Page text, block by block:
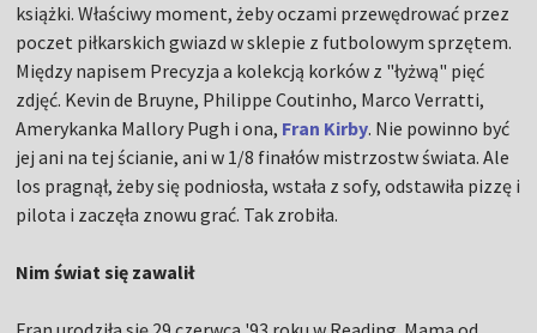
książki. Właściwy moment, żeby oczami przewędrować przez
poczet piłkarskich gwiazd w sklepie z futbolowym sprzętem.
Między napisem Precyzja a kolekcją korków z "łyżwą" pięć
zdjęć. Kevin de Bruyne, Philippe Coutinho, Marco Verratti,
Amerykanka Mallory Pugh i ona, Fran Kirby. Nie powinno być
jej ani na tej ścianie, ani w 1/8 finałów mistrzostw świata. Ale
los pragnął, żeby się podniosła, wstała z sofy, odstawiła pizzę i
pilota i zaczęła znowu grać. Tak zrobiła.
Nim świat się zawalił